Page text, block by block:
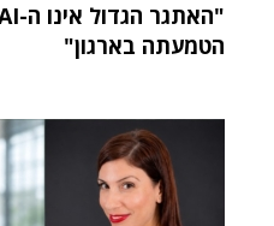
הטמעתה בארגון"